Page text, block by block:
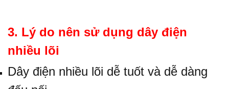
3. Lý do nên sử dụng dây điện
nhiều lõi
Dây điện nhiều lõi dễ tuốt và dễ dàng